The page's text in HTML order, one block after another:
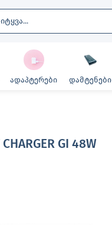
ადაპტერები დამტენები
GI 48W